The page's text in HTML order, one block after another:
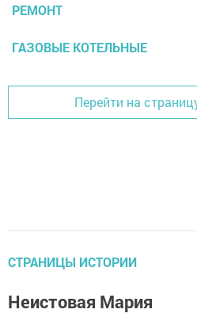
РЕМОНТ
ГАЗОВЫЕ КОТЕЛЬНЫЕ
Перейти на
СТРАНИЦЫ ИСТОРИИ
Неистовая Мария